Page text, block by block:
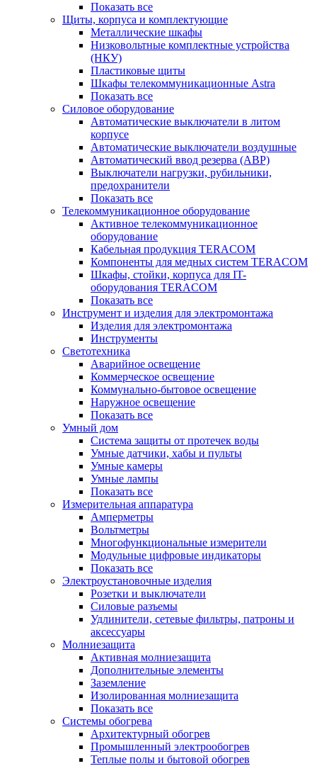
Показать все
Щиты, корпуса и комплектующие
Металлические шкафы
Низковольтные комплектные устройства
(НКУ)
Пластиковые щиты
Шкафы телекоммуникационные Astra
Показать все
Силовое оборудование
Автоматические выключатели в литом
корпусе
Автоматические выключатели воздушные
Автоматический ввод резерва (АВР)
Выключатели нагрузки, рубильники,
предохранители
Показать все
Телекоммуникационное оборудование
Активное телекоммуникационное
оборудование
Кабельная продукция TERACOM
Компоненты для медных систем TERACOM
Шкафы, стойки, корпуса для IT-
оборудования TERACOM
Показать все
Инструмент и изделия для электромонтажа
Изделия для электромонтажа
Инструменты
Светотехника
Аварийное освещение
Коммерческое освещение
Коммунально-бытовое освещение
Наружное освещение
Показать все
Умный дом
Система защиты от протечек воды
Умные датчики, хабы и пульты
Умные камеры
Умные лампы
Показать все
Измерительная аппаратура
Амперметры
Вольтметры
Многофункциональные измерители
Модульные цифровые индикаторы
Показать все
Электроустановочные изделия
Розетки и выключатели
Силовые разъемы
Удлинители, сетевые фильтры, патроны и
аксессуары
Молниезащита
Активная молниезащита
Дополнительные элементы
Заземление
Изолированная молниезащита
Показать все
Системы обогрева
Архитектурный обогрев
Промышленный электрообогрев
Теплые полы и бытовой обогрев